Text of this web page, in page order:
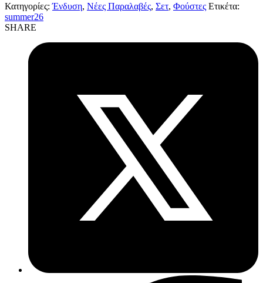
Κατηγορίες:Ένδυση, Νέες Παραλαβές, Σετ, Φούστες Ετικέτα:
summer26
SHARE